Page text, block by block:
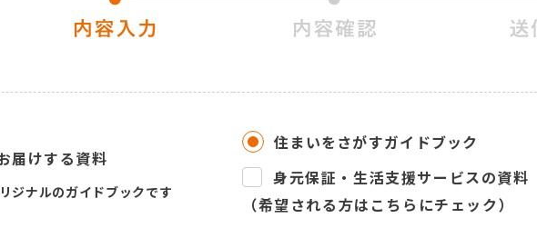
届けする資料
ジナルのガイドブックです
住まいをさがすガイドブック
身元保証・生活支援サービスの資料
（希望される方はこちらにチェック）